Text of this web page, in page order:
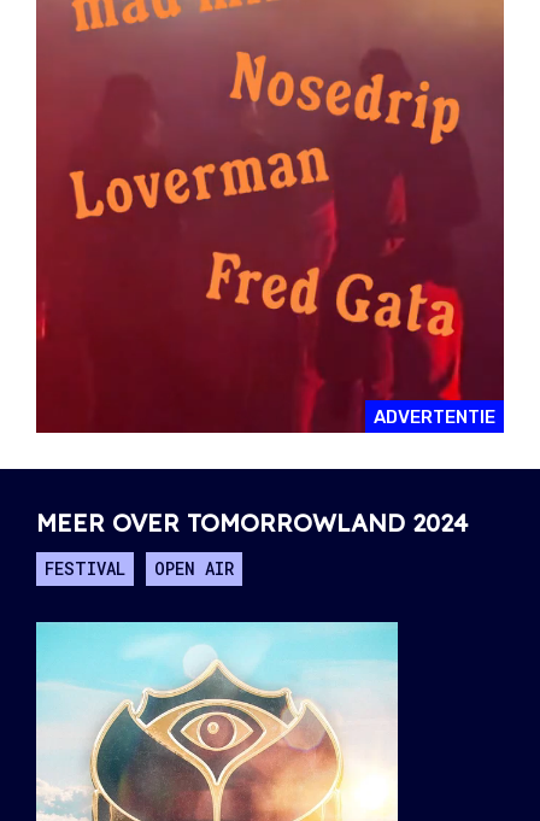
ADVERTENTIE
MEER OVER TOMORROWLAND 2024
FESTIVAL OPEN AIR